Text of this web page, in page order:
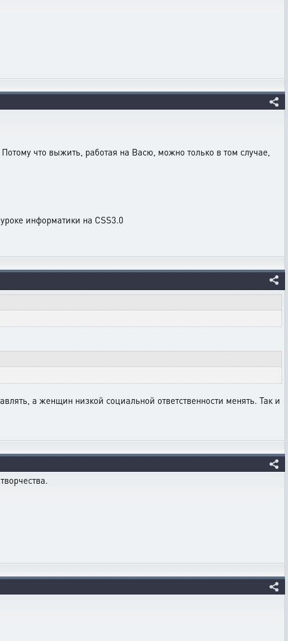
что выжить, работая на Васю, можно только в том случае,
информатики на CSS3.0
а женщин низкой социальной ответственности менять. Так и